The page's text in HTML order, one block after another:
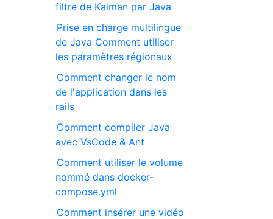
filtre de Kalman par Java
Prise en charge multilingue
de Java Comment utiliser
les paramètres régionaux
Comment changer le nom
de l'application dans les
rails
Comment compiler Java
avec VsCode & Ant
Comment utiliser le volume
nommé dans docker-
compose.yml
Comment insérer une vidéo